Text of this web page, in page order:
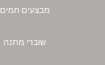
מבצעים חמים
שוברי מתנה